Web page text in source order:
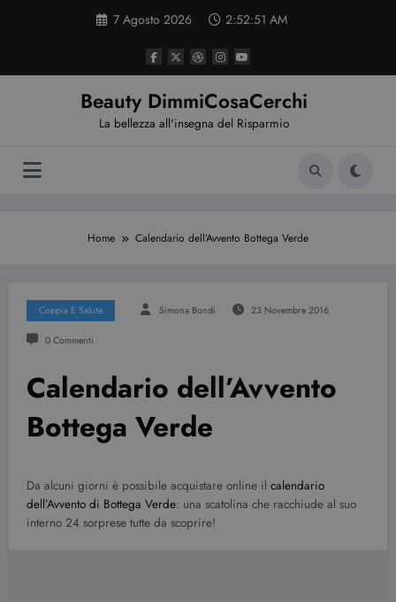
7 Agosto 2026 2:52:52 AM
Beauty DimmiCosaCerchi
La bellezza all'insegna del Risparmio
Home Calendario dell’Avvento Bottega Verde
Coppia E Salute Simona Bondi 23 Novembre 2016
0 Commenti
Calendario dell’Avvento
Bottega Verde
Da alcuni giorni è possibile acquistare online il calendario
dell’Avvento di Bottega Verde: una scatolina che racchiude al suo
interno 24 sorprese tutte da scoprire!